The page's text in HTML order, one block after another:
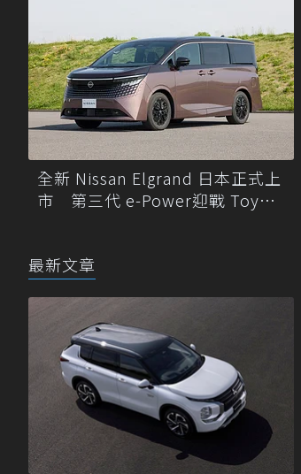
全新 Nissan Elgrand 日本正式上
市 第三代 e-Power迎戰 Toyota
最新文章